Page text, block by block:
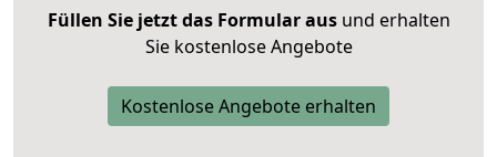
Füllen Sie jetzt das Formular ausund erhalten
Sie kostenlose Angebote
Kostenlose Angebote erhalten